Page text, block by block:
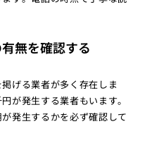
無を確認する
げる業者が多く存在しま
が発生する業者もいます。
発生するかを必ず確認して